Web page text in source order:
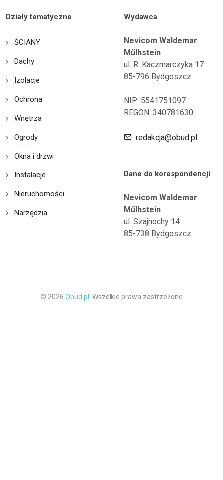
Działy tematyczne
ŚCIANY
Dachy
Izolacje
Ochrona
Wnętrza
Ogrody
Okna i drzwi
Instalacje
Nieruchomości
Narzędzia
Wydawca
Nevicom Waldemar
Műlhstein
ul. R. Kaczmarczyka 17
85-796 Bydgoszcz
NIP: 5541751097
REGON: 340781630
redakcja@obud.pl
Dane do korespondencji
Nevicom Waldemar
Műlhstein
ul. Szajnochy 14
85-738 Bydgoszcz
© 2026 Obud.pl. Wszelkie prawa zastrzeżone